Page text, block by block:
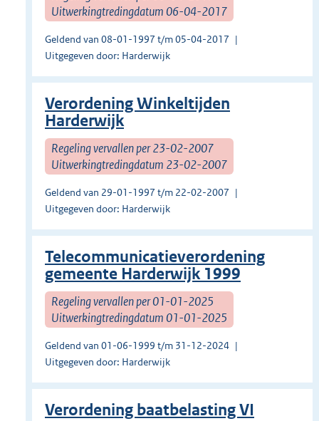
Uitwerkingtredingdatum 06-04-2017
Geldend van 08-01-1997 t/m 05-04-2017
Uitgegeven door: Harderwijk
Verordening Winkeltijden
Harderwijk
Regeling vervallen per 23-02-2007
Uitwerkingtredingdatum 23-02-2007
Geldend van 29-01-1997 t/m 22-02-2007
Uitgegeven door: Harderwijk
Telecommunicatieverordening
gemeente Harderwijk 1999
Regeling vervallen per 01-01-2025
Uitwerkingtredingdatum 01-01-2025
Geldend van 01-06-1999 t/m 31-12-2024
Uitgegeven door: Harderwijk
Verordening baatbelasting VI